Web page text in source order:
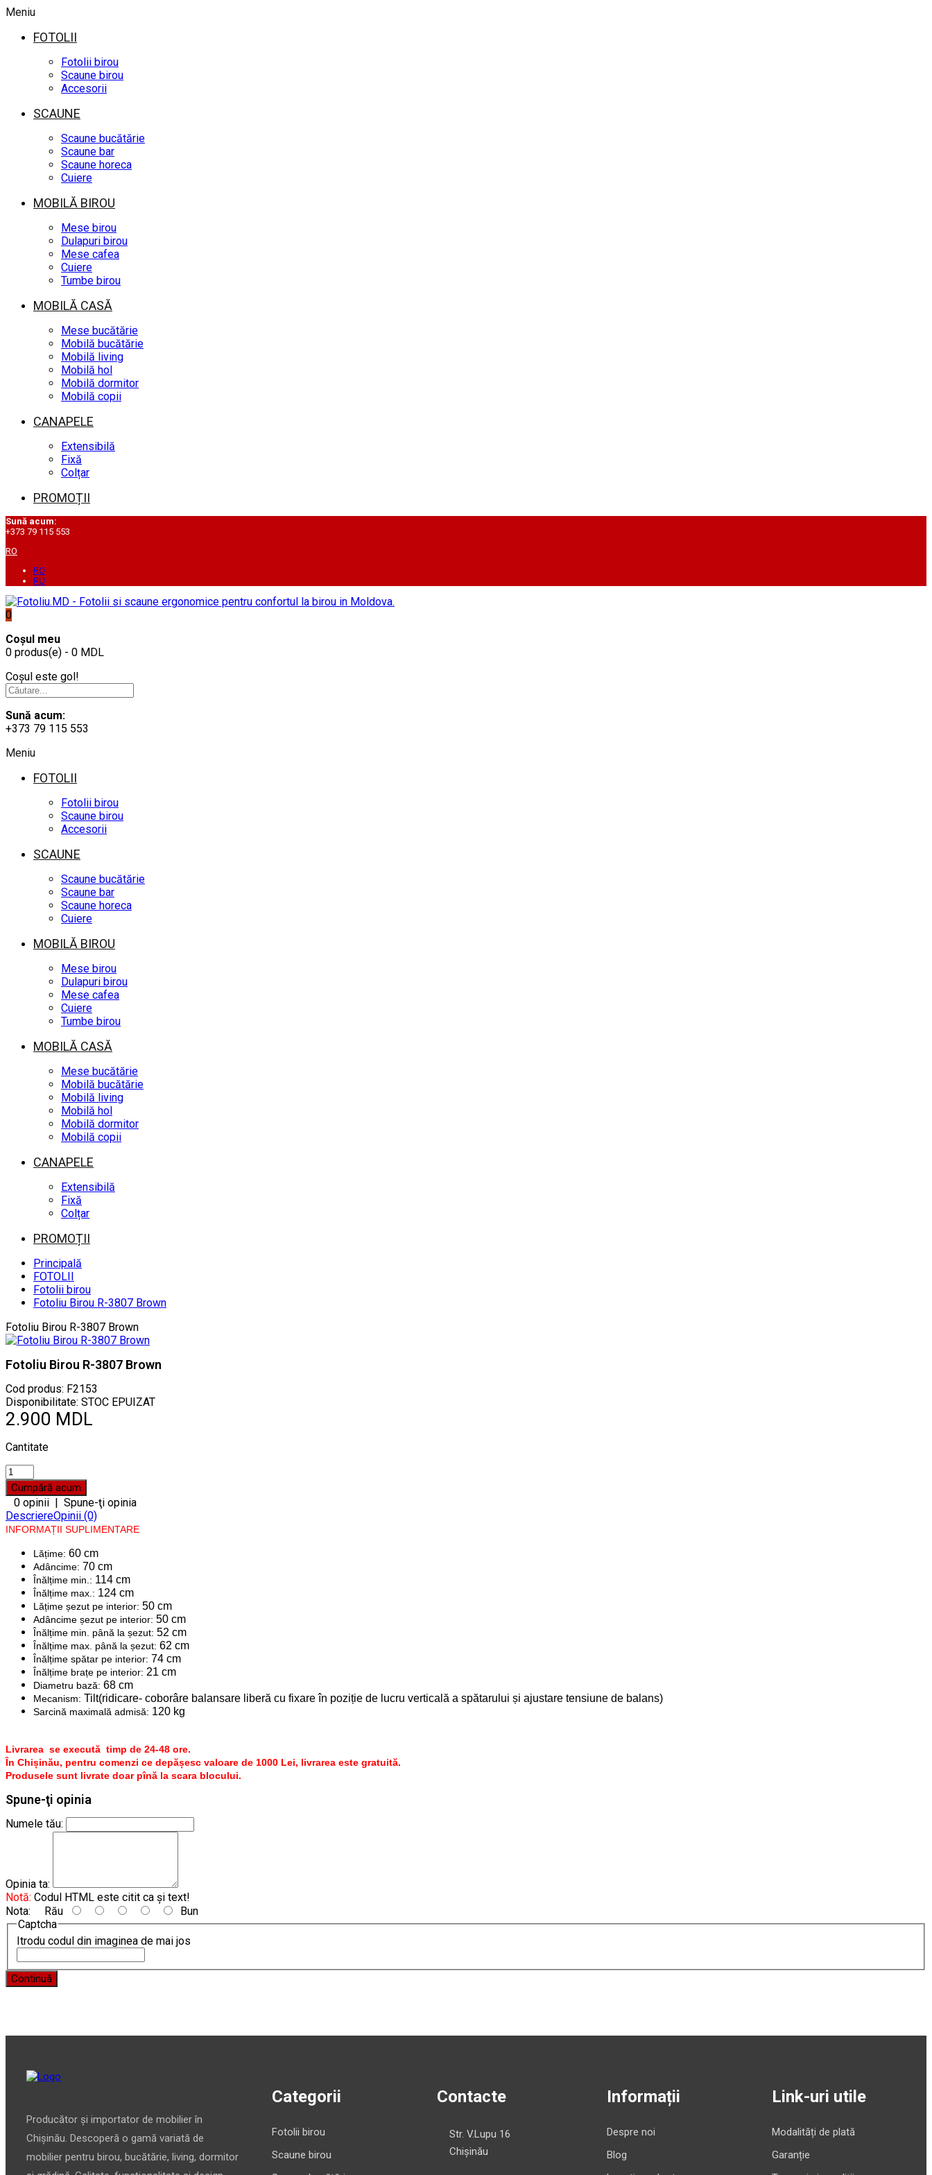
Meniu
FOTOLII
Fotolii birou
Scaune birou
Accesorii
SCAUNE
Scaune bucătărie
Scaune bar
Scaune horeca
Cuiere
MOBILĂ BIROU
Mese birou
Dulapuri birou
Mese cafea
Cuiere
Tumbe birou
MOBILĂ CASĂ
Mese bucătărie
Mobilă bucătărie
Mobilă living
Mobilă hol
Mobilă dormitor
Mobilă copii
CANAPELE
Extensibilă
Fixă
Colțar
PROMOȚII
Sună acum:
+373 79 115 553
RO
RO
RU
0
Coșul meu
0 produs(e) - 0 MDL
Coșul este gol!
Sună acum:
+373 79 115 553
Meniu
FOTOLII
Fotolii birou
Scaune birou
Accesorii
SCAUNE
Scaune bucătărie
Scaune bar
Scaune horeca
Cuiere
MOBILĂ BIROU
Mese birou
Dulapuri birou
Mese cafea
Cuiere
Tumbe birou
MOBILĂ CASĂ
Mese bucătărie
Mobilă bucătărie
Mobilă living
Mobilă hol
Mobilă dormitor
Mobilă copii
CANAPELE
Extensibilă
Fixă
Colțar
PROMOȚII
Principală
FOTOLII
Fotolii birou
Fotoliu Birou R-3807 Brown
Fotoliu Birou R-3807 Brown
Fotoliu Birou R-3807 Brown
Cod produs: F2153
Disponibilitate: STOC EPUIZAT
2.900 MDL
Cantitate
0 opinii | Spune-ţi opinia
DescriereOpinii (0)
INFORMAȚII SUPLIMENTARE
Lățime: 60 cm
Adâncime: 70 cm
Înălțime min.: 114 cm
Înălțime max.: 124 cm
Lățime șezut pe interior: 50 cm
Adâncime șezut pe interior: 50 cm
Înălțime min. până la șezut: 52 cm
Înălțime max. până la șezut: 62 cm
Înălțime spătar pe interior: 74 cm
Înălțime brațe pe interior: 21 cm
Diametru bază: 68 cm
Mecanism: Tilt(ridicare- coborâre balansare liberă cu fixare în poziție de lucru verticală a spătarului și ajustare tensiune de balans)
Sarcină maximală admisă: 120 kg
Livrarea se execută timp de 24-48 ore.
În Chișinău, pentru comenzi ce depășesc valoare de 1000 Lei, livrarea este gratuită.
Produsele sunt livrate doar pînă la scara blocului.
Spune-ţi opinia
Numele tău:
Opinia ta:
Notă: Codul HTML este citit ca şi text!
Nota: Rău
Bun
Captcha
Itrodu codul din imaginea de mai jos
Continuă
Producător și importator de mobilier în
Chișinău. Descoperă o gamă variată de
mobilier pentru birou, bucătărie, living, dormitor
Categorii
Fotolii birou
Scaune birou
Contacte
Str. V.Lupu 16
Chișinău
Informații
Despre noi
Blog
Link-uri utile
Modalități de plată
Garanție